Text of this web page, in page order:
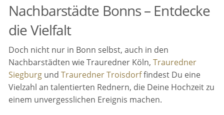
Nachbarstädte Bonns – Entdecke
die Vielfalt
Doch nicht nur in Bonn selbst, auch in den
Nachbarstädten wie Trauredner Köln,Trauredner
Siegburg undTrauredner Troisdorffindest Du eine
Vielzahl an talentierten Rednern, die Deine Hochzeit zu
einem unvergesslichen Ereignis machen.